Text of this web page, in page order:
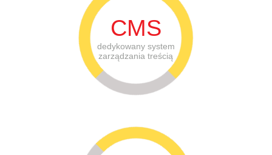
CMS
dedykowany system
zarządzania treścią